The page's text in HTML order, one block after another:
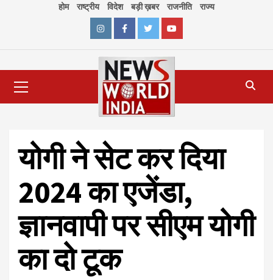
होम राष्ट्रीय विदेश बड़ी ख़बर राजनीति राज्य
InstagramFacebookTwitterYoutube
Menu
योगी ने सेट कर दिया
2024 का एजेंडा,
ज्ञानवापी पर सीएम योगी
का दो टूक